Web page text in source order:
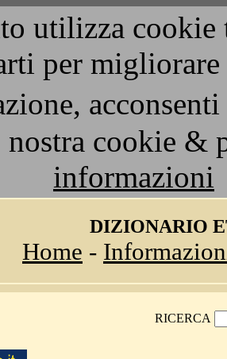
utilizza
per
nostra cookie &
informazioni
DIZIONARIO
Home -
RICERCA